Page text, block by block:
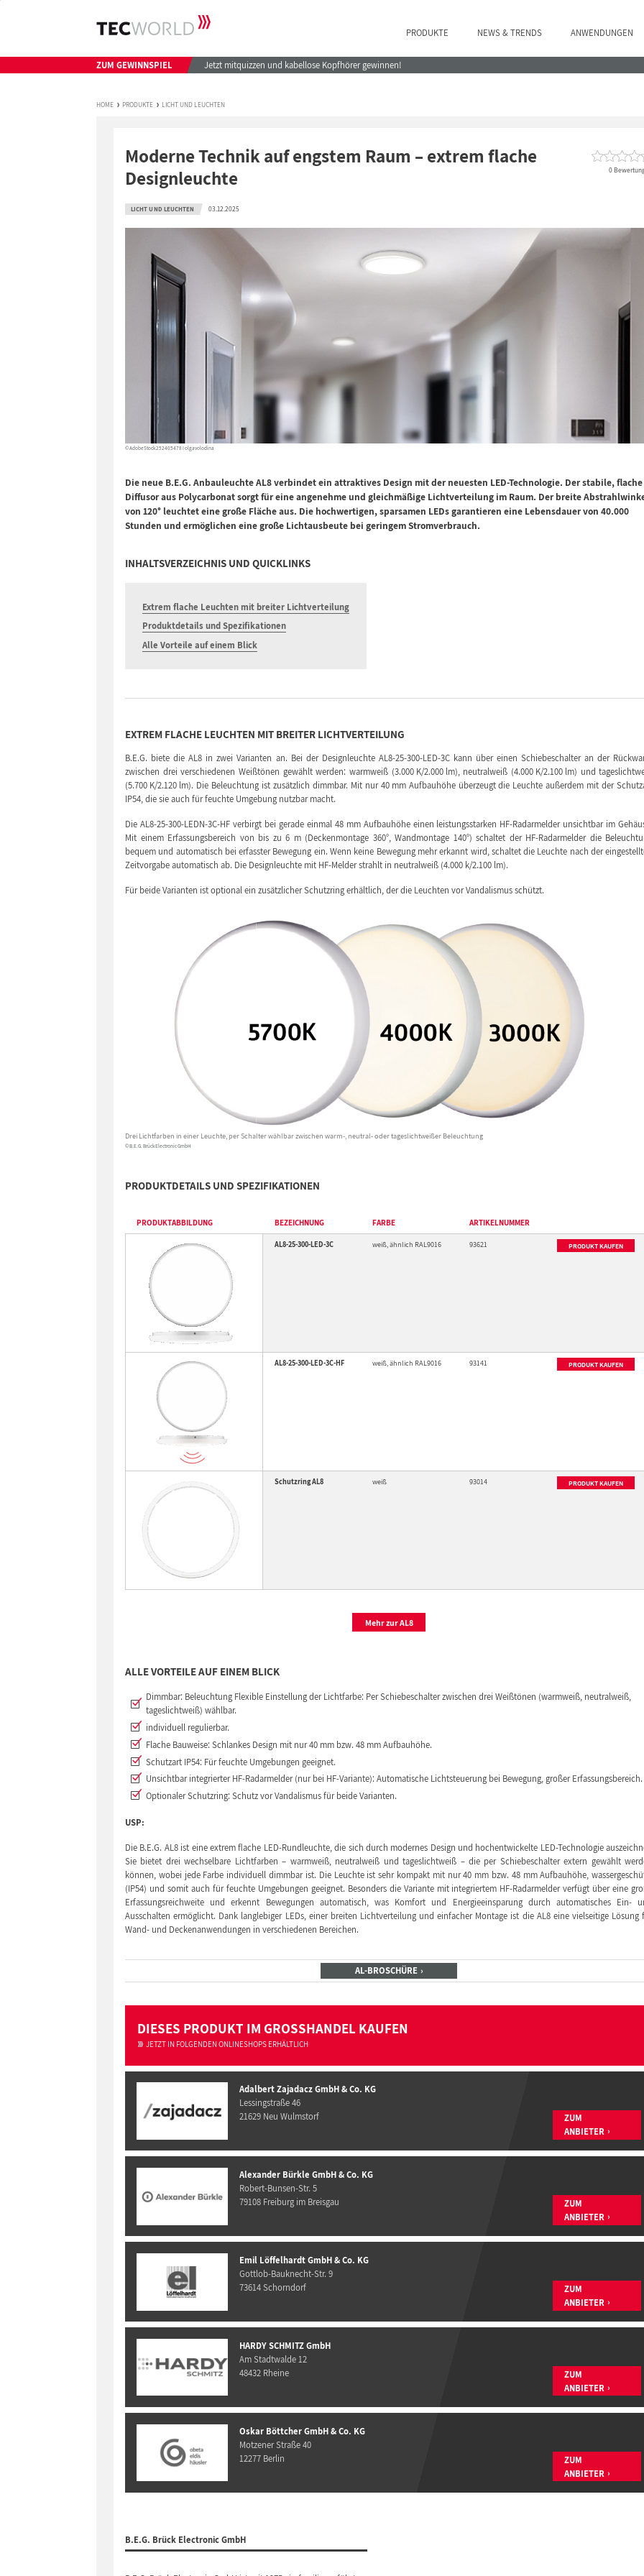
PRODUKTE NEWS & TRENDS ANWENDUNGEN
ZUM GEWINNSPIEL Jetzt mitquizzen und kabellose Kopfhörer gewinnen!
HOME PRODUKTE LICHT UND LEUCHTEN
0
Moderne Technik auf engstem Raum – extrem flache
Designleuchte
LICHT UND LEUCHTEN 03.12.2025
© AdobeStock 252405478 I olgavolodina
Die neue B.E.G. Anbauleuchte AL8 verbindet ein attraktives Design mit der neuesten LED-Technologie. Der stabile, flache
Diffusor aus Polycarbonat sorgt für eine angenehme und gleichmäßige Lichtverteilung im Raum. Der breite
von 120° leuchtet eine große Fläche aus. Die hochwertigen, sparsamen LEDs garantieren eine Lebensdauer von 40.000
Stunden und ermöglichen eine große Lichtausbeute bei geringem Stromverbrauch.
INHALTSVERZEICHNIS UND QUICKLINKS
Extrem flache Leuchten mit breiter Lichtverteilung
Produktdetails und Spezifikationen
Alle Vorteile auf einem Blick
EXTREM FLACHE LEUCHTEN MIT BREITER LICHTVERTEILUNG
B.E.G. biete die AL8 in zwei Varianten an. Bei der Designleuchte AL8-25-300-LED-3C kann über einen Schiebeschalter an der
zwischen drei verschiedenen Weißtönen gewählt werden: warmweiß (3.000 K/2.000 lm), neutralweiß (4.000 K/2.100 lm) und
(5.700 K/2.120 lm). Die Beleuchtung ist zusätzlich dimmbar. Mit nur 40 mm Aufbauhöhe überzeugt die Leuchte außerdem mit der
IP54, die sie auch für feuchte Umgebung nutzbar macht.
Die AL8-25-300-LEDN-3C-HF verbirgt bei gerade einmal 48 mm Aufbauhöhe einen leistungsstarken HF-Radarmelder unsichtbar im
Mit einem Erfassungsbereich von bis zu 6 m (Deckenmontage 360°, Wandmontage 140°) schaltet der HF-Radarmelder die
bequem und automatisch bei erfasster Bewegung ein. Wenn keine Bewegung mehr erkannt wird, schaltet die Leuchte nach der
Zeitvorgabe automatisch ab. Die Designleuchte mit HF-Melder strahlt in neutralweiß (4.000 k/2.100 lm).
Für beide Varianten ist optional ein zusätzlicher Schutzring erhältlich, der die Leuchten vor Vandalismus schützt.
Drei Lichtfarben in einer Leuchte, per Schalter wählbar zwischen warm-, neutral- oder tageslichtweißer Beleuchtung
© B.E.G. Brück Electronic GmbH
PRODUKTDETAILS UND SPEZIFIKATIONEN
PRODUKTABBILDUNG BEZEICHNUNG FARBE ARTIKELNUMMER
AL8-25-300-LED-3C weiß, ähnlich RAL9016 93621 PRODUKT KAUFEN
AL8-25-300-LED-3C-HF weiß, ähnlich RAL9016 93141 PRODUKT KAUFEN
Schutzring AL8 weiß 93014 PRODUKT KAUFEN
Mehr zur AL8
ALLE VORTEILE AUF EINEM BLICK
Dimmbar: Beleuchtung Flexible Einstellung der Lichtfarbe: Per Schiebeschalter zwischen drei Weißtönen (warmweiß, neutralweiß,
tageslichtweiß) wählbar.
individuell regulierbar.
Flache Bauweise: Schlankes Design mit nur 40 mm bzw. 48 mm Aufbauhöhe.
Schutzart IP54: Für feuchte Umgebungen geeignet.
Unsichtbar integrierter HF-Radarmelder (nur bei HF-Variante): Automatische Lichtsteuerung bei Bewegung, großer Erfassungsbereich.
Optionaler Schutzring: Schutz vor Vandalismus für beide Varianten.
USP:
Die B.E.G. AL8 ist eine extrem flache LED-Rundleuchte, die sich durch modernes Design und hochentwickelte LED-Technologie
Sie bietet drei wechselbare Lichtfarben – warmweiß, neutralweiß und tageslichtweiß – die per Schiebeschalter extern gewählt
können, wobei jede Farbe individuell dimmbar ist. Die Leuchte ist sehr kompakt mit nur 40 mm bzw. 48 mm Aufbauhöhe,
(IP54) und somit auch für feuchte Umgebungen geeignet. Besonders die Variante mit integriertem HF-Radarmelder verfügt über eine
Erfassungsreichweite und erkennt Bewegungen automatisch, was Komfort und Energieeinsparung durch automatisches Ein-
Ausschalten ermöglicht. Dank langlebiger LEDs, einer breiten Lichtverteilung und einfacher Montage ist die AL8 eine vielseitige Lösung
Wand- und Deckenanwendungen in verschiedenen Bereichen.
AL-BROSCHÜRE
DIESES PRODUKT IM GROSSHANDEL KAUFEN
JETZT IN FOLGENDEN ONLINESHOPS ERHÄLTLICH
Adalbert Zajadacz GmbH & Co. KG
Lessingstraße 46
21629 Neu Wulmstorf
ZUM
ANBIETER
Alexander Bürkle GmbH & Co. KG
Robert-Bunsen-Str. 5
79108 Freiburg im Breisgau
ZUM
ANBIETER
Emil Löffelhardt GmbH & Co. KG
Gottlob-Bauknecht-Str. 9
73614 Schorndorf
ZUM
ANBIETER
HARDY SCHMITZ GmbH
Am Stadtwalde 12
48432 Rheine
ZUM
ANBIETER
Oskar Böttcher GmbH & Co. KG
Motzener Straße 40
12277 Berlin
ZUM
ANBIETER
B.E.G. Brück Electronic GmbH